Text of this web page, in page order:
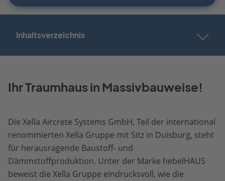
Inhaltsverzeichnis
Ihr Traumhaus in Massivbauweise!
Die Xella Aircrete Systems GmbH, Teil der international
renommierten Xella Gruppe mit Sitz in Duisburg, steht
für herausragende Baustoff- und
Dämmstoffproduktion. Unter der Marke hebelHAUS
beweist die Xella Gruppe eindrucksvoll, wie die